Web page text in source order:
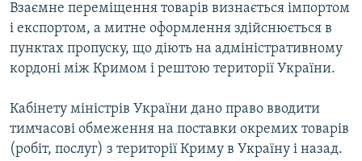
Взаємне переміщення товарів визнається імпортом
і експортом, а митне оформлення здійснюється в
пунктах пропуску, що діють на адміністративному
кордоні між Кримом і рештою території України.
Кабінету міністрів України дано право вводити
тимчасові обмеження на поставки окремих товарів
(робіт, послуг) з території Криму в Україну і назад.